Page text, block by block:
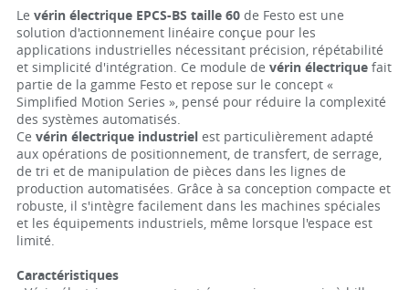
Le vérin électrique EPCS-BS taille 60de Festo est une
solution d'actionnement linéaire conçue pour les
applications industrielles nécessitant précision, répétabilité
et simplicité d'intégration. Ce module de vérin électriquefait
partie de la gamme Festo et repose sur le concept «
Simplified Motion Series », pensé pour réduire la complexité
des systèmes automatisés.
Ce vérin électrique industrielest particulièrement adapté
aux opérations de positionnement, de transfert, de serrage,
de tri et de manipulation de pièces dans les lignes de
production automatisées. Grâce à sa conception compacte et
robuste, il s'intègre facilement dans les machines spéciales
et les équipements industriels, même lorsque l'espace est
limité.
Caractéristiques